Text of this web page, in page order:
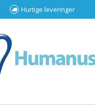
Hurtige leveringer